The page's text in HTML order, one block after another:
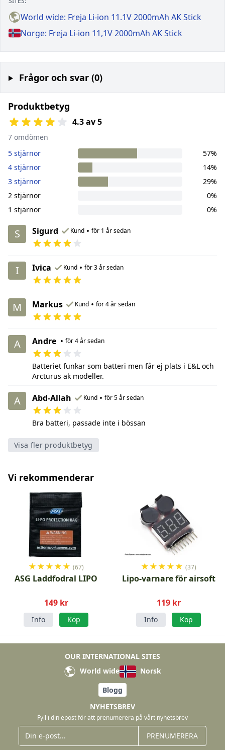
World wide: Freja Li-ion 11.1V 2000mAh AK Stick
Norge: Freja Li-ion 11,1V 2000mAh AK Stick
Frågor och svar (0)
Produktbetyg
4.3 av 5
7 omdömen
5 stjärnor
57%
4 stjärnor
14%
3 stjärnor
29%
2 stjärnor
0%
1 stjärnor
0%
S Sigurd Kund • för 1 år sedan
I Ivica Kund • för 3 år sedan
M Markus Kund • för 4 år sedan
A Andre • för 4 år sedan
Batteriet funkar som batteri men får ej plats i E&L och
Arcturus ak modeller.
A Abd-Allah Kund • för 5 år sedan
Bra batteri, passade inte i bössan
Visa fler produktbetyg
Vi rekommenderar
★★★★★ (67)
ASG Laddfodral LIPO
149 kr
Info Köp
★★★★★ (37)
Lipo-varnare för airsoft
119 kr
Info Köp
OUR INTERNATIONAL SITES
World wide
Norsk
Blogg
NYHETSBREV
Fyll i din epost för att prenumerera på vårt nyhetsbrev
PRENUMERERA